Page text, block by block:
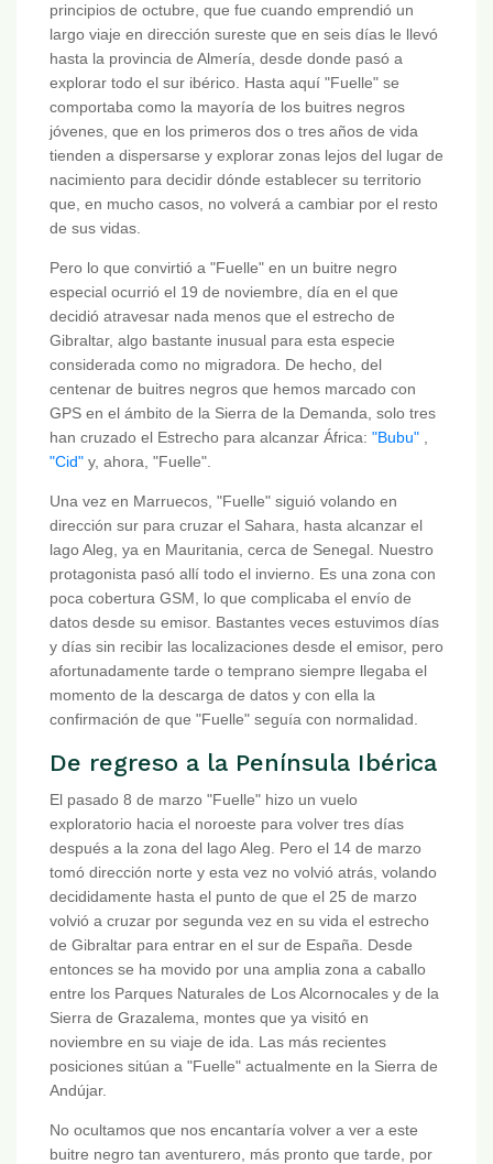
principios de octubre, que fue cuando emprendió un
largo viaje en dirección sureste que en seis días le llevó
hasta la provincia de Almería, desde donde pasó a
explorar todo el sur ibérico. Hasta aquí "Fuelle" se
comportaba como la mayoría de los buitres negros
jóvenes, que en los primeros dos o tres años de vida
tienden a dispersarse y explorar zonas lejos del lugar de
nacimiento para decidir dónde establecer su territorio
que, en mucho casos, no volverá a cambiar por el resto
de sus vidas.
Pero lo que convirtió a "Fuelle" en un buitre negro
especial ocurrió el 19 de noviembre, día en el que
decidió atravesar nada menos que el estrecho de
Gibraltar, algo bastante inusual para esta especie
considerada como no migradora. De hecho, del
centenar de buitres negros que hemos marcado con
GPS en el ámbito de la Sierra de la Demanda, solo tres
han cruzado el Estrecho para alcanzar África: "Bubu"
"Cid" y, ahora, "Fuelle".
Una vez en Marruecos, "Fuelle" siguió volando en
dirección sur para cruzar el Sahara, hasta alcanzar el
lago Aleg, ya en Mauritania, cerca de Senegal. Nuestro
protagonista pasó allí todo el invierno. Es una zona con
poca cobertura GSM, lo que complicaba el envío de
datos desde su emisor. Bastantes veces estuvimos días
y días sin recibir las localizaciones desde el emisor, pero
afortunadamente tarde o temprano siempre llegaba el
momento de la descarga de datos y con ella la
confirmación de que "Fuelle" seguía con normalidad.
De regreso a la Península Ibérica
El pasado 8 de marzo "Fuelle" hizo un vuelo
exploratorio hacia el noroeste para volver tres días
después a la zona del lago Aleg. Pero el 14 de marzo
tomó dirección norte y esta vez no volvió atrás, volando
decididamente hasta el punto de que el 25 de marzo
volvió a cruzar por segunda vez en su vida el estrecho
de Gibraltar para entrar en el sur de España. Desde
entonces se ha movido por una amplia zona a caballo
entre los Parques Naturales de Los Alcornocales y de la
Sierra de Grazalema, montes que ya visitó en
noviembre en su viaje de ida. Las más recientes
posiciones sitúan a "Fuelle" actualmente en la Sierra de
Andújar.
No ocultamos que nos encantaría volver a ver a este
buitre negro tan aventurero, más pronto que tarde, por